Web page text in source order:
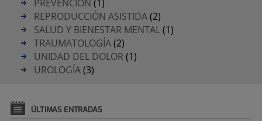
PREVENCIÓN (1)
REPRODUCCIÓN ASISTIDA(2)
SALUD Y BIENESTAR MENTAL(1)
TRAUMATOLOGÍA(2)
UNIDAD DEL DOLOR(1)
UROLOGÍA(3)
ÚLTIMAS ENTRADAS